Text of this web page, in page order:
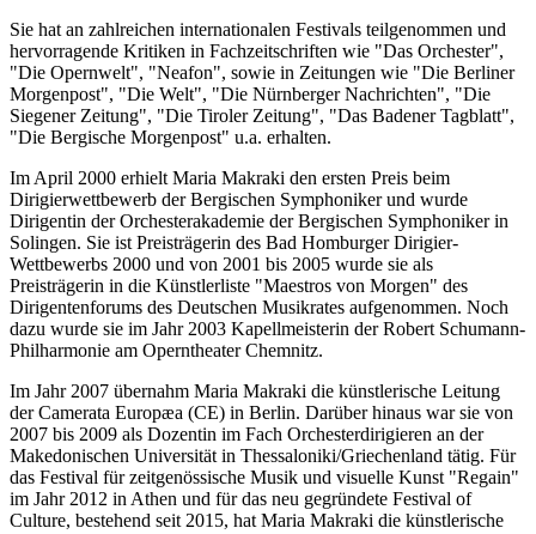
Sie hat an zahlreichen internationalen Festivals teilgenommen und
hervorragende Kritiken in Fachzeitschriften wie "Das Orchester",
"Die Opernwelt", "Neafon", sowie in Zeitungen wie "Die Berliner
Morgenpost", "Die Welt", "Die Nürnberger Nachrichten", "Die
Siegener Zeitung", "Die Tiroler Zeitung", "Das Badener Tagblatt",
"Die Bergische Morgenpost" u.a. erhalten.
Im April 2000 erhielt Maria Makraki den ersten Preis beim
Dirigierwettbewerb der Bergischen Symphoniker und wurde
Dirigentin der Orchesterakademie der Bergischen Symphoniker in
Solingen. Sie ist Preisträgerin des Bad Homburger Dirigier-
Wettbewerbs 2000 und von 2001 bis 2005 wurde sie als
Preisträgerin in die Künstlerliste "Maestros von Morgen" des
Dirigentenforums des Deutschen Musikrates aufgenommen. Noch
dazu wurde sie im Jahr 2003 Kapellmeisterin der Robert Schumann-
Philharmonie am Operntheater Chemnitz.
Im Jahr 2007 übernahm Maria Makraki die künstlerische Leitung
der Camerata Europæa (CE) in Berlin. Darüber hinaus war sie von
2007 bis 2009 als Dozentin im Fach Orchesterdirigieren an der
Makedonischen Universität in Thessaloniki/Griechenland tätig. Für
das Festival für zeitgenössische Musik und visuelle Kunst "Regain"
im Jahr 2012 in Athen und für das neu gegründete Festival of
Culture, bestehend seit 2015, hat Maria Makraki die künstlerische